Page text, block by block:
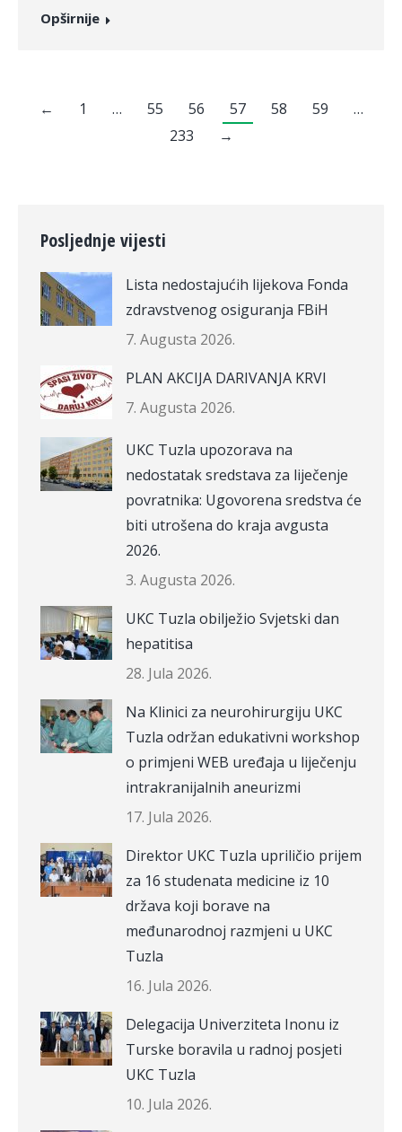
Opširnije
← 1 … 55 56 57 58 59
…
233
→
Posljednje vijesti
Lista nedostajućih lijekova Fonda
zdravstvenog osiguranja FBiH
7. Augusta 2026.
PLAN AKCIJA DARIVANJA KRVI
7. Augusta 2026.
UKC Tuzla upozorava na
nedostatak sredstava za liječenje
povratnika: Ugovorena sredstva će
biti utrošena do kraja avgusta
2026.
3. Augusta 2026.
UKC Tuzla obilježio Svjetski dan
hepatitisa
28. Jula 2026.
Na Klinici za neurohirurgiju UKC
Tuzla održan edukativni workshop
o primjeni WEB uređaja u liječenju
intrakranijalnih aneurizmi
17. Jula 2026.
Direktor UKC Tuzla upriličio prijem
za 16 studenata medicine iz 10
država koji borave na
međunarodnoj razmjeni u UKC
Tuzla
16. Jula 2026.
Delegacija Univerziteta Inonu iz
Turske boravila u radnoj posjeti
UKC Tuzla
10. Jula 2026.